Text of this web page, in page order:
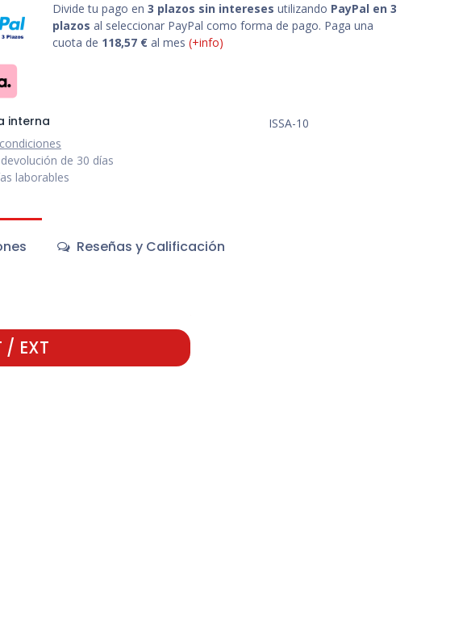
Divide tu pago en 3 plazos sin intereses utilizando PayPal en 3
plazos al seleccionar PayPal como forma de pago. Paga una
cuota de 118,57 € al mes (+info)
interna
ISSA-10
de 30 días
laborables
Reseñas y Calificación
/ EXT